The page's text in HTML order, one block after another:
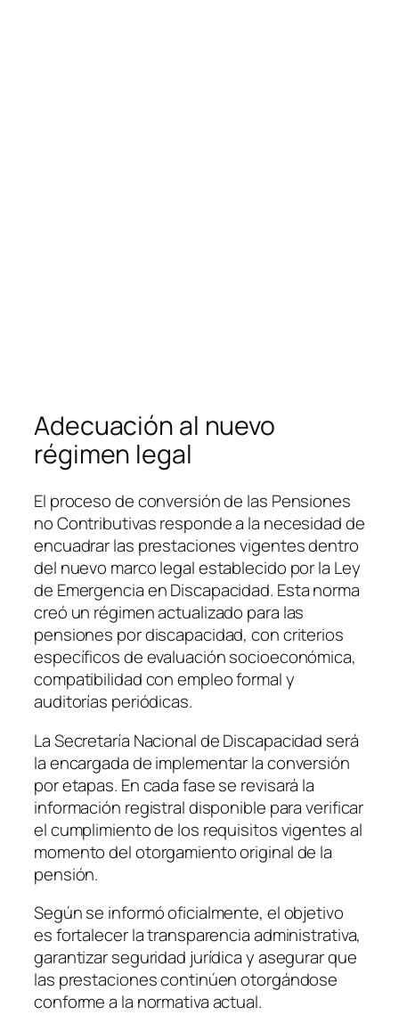
Adecuación al nuevo
régimen legal
El proceso de conversión de las Pensiones
no Contributivas responde a la necesidad de
encuadrar las prestaciones vigentes dentro
del nuevo marco legal establecido por la Ley
de Emergencia en Discapacidad. Esta norma
creó un régimen actualizado para las
pensiones por discapacidad, con criterios
específicos de evaluación socioeconómica,
compatibilidad con empleo formal y
auditorías periódicas.
La Secretaría Nacional de Discapacidad será
la encargada de implementar la conversión
por etapas. En cada fase se revisará la
información registral disponible para verificar
el cumplimiento de los requisitos vigentes al
momento del otorgamiento original de la
pensión.
Según se informó oficialmente, el objetivo
es fortalecer la transparencia administrativa,
garantizar seguridad jurídica y asegurar que
las prestaciones continúen otorgándose
conforme a la normativa actual.